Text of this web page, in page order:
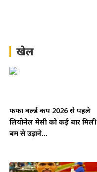
खेल
फीफा वर्ल्ड कप 2026 से पहले
लियोनेल मेसी को कई बार मिली
बम से उड़ाने...